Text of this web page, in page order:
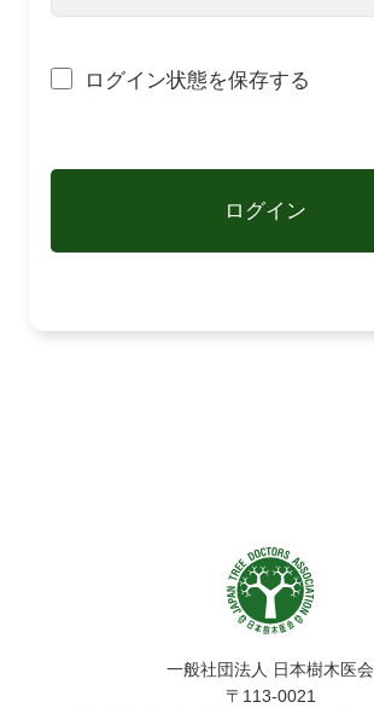
ログイン状態を保存する
一般社団法人 日本樹木医会
〒113-0021